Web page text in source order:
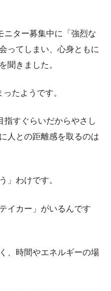
ニター募集中に「強烈な
ってしまい、心身ともに
聞きました。
たようです。
指すぐらいだからやさし
人との距離感を取るのは
」わけです。
イカー」がいるんです
、時間やエネルギーの場